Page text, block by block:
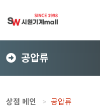
공압류
상점 메인 공압류